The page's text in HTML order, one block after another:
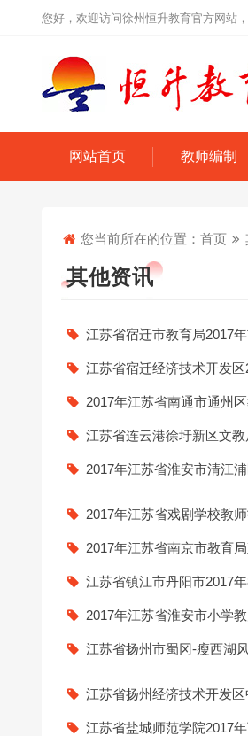
您好，欢迎访问徐州恒升教育官方网站
网站首页 教师编制
您当前所在的位置： 首页
其他资讯
江苏省宿迁市教育局2017
江苏省宿迁经济技术开发
2017年江苏省南通市通州
江苏省连云港徐圩新区文
2017年江苏省淮安市清江
2017年江苏省戏剧学校教
2017年江苏省南京市教育
江苏省镇江市丹阳市2017
2017年江苏省淮安市小学
江苏省扬州市蜀冈-瘦西湖
江苏省扬州经济技术开发
江苏省盐城师范学院2017